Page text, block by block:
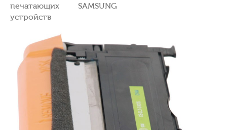
печатающих
устройств
SAMSUNG